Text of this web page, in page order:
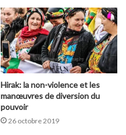
Hirak: la non-violence et les
manœuvres de diversion du
pouvoir
26 octobre 2019